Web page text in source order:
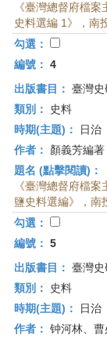
《臺灣總督府檔
史料選編 1》，南
勾選：
編號： 4
出版書目： 臺灣
類別：
史料
時期(主題)：
日治
作者：
顏義芳編著
題名 (點擊閱讀)：
《臺灣總督府檔
鹽史料選編》，南
勾選：
編號： 5
出版書目： 臺灣
類別：
史料
時期(主題)：
日治
作者： 钟河林、曹